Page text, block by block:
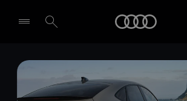
Händler wählen